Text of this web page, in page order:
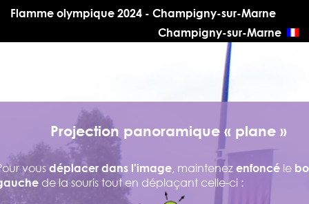
Flamme olympique 2024 - Champigny-sur-Marne
Champigny-sur-Marne